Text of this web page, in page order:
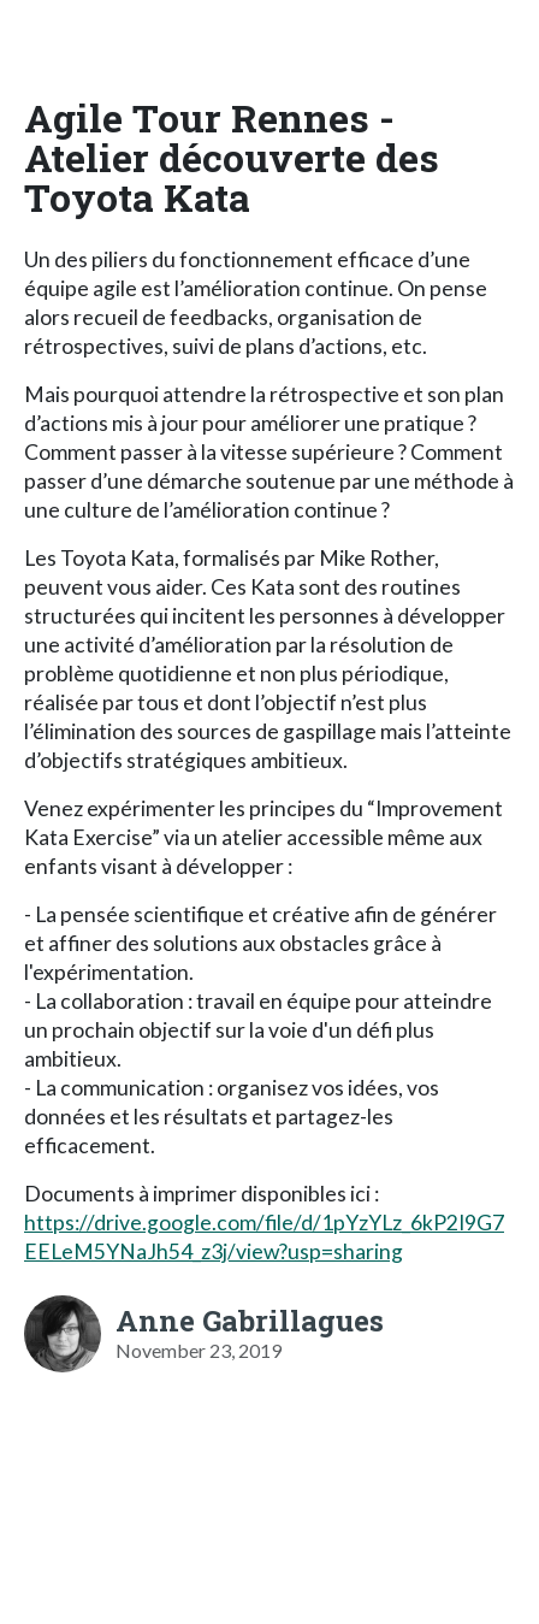
Agile Tour Rennes -
Atelier découverte des
Toyota Kata
Un des piliers du fonctionnement efficace d’une
équipe agile est l’amélioration continue. On pense
alors recueil de feedbacks, organisation de
rétrospectives, suivi de plans d’actions, etc.
Mais pourquoi attendre la rétrospective et son plan
d’actions mis à jour pour améliorer une pratique ?
Comment passer à la vitesse supérieure ? Comment
passer d’une démarche soutenue par une méthode à
une culture de l’amélioration continue ?
Les Toyota Kata, formalisés par Mike Rother,
peuvent vous aider. Ces Kata sont des routines
structurées qui incitent les personnes à développer
une activité d’amélioration par la résolution de
problème quotidienne et non plus périodique,
réalisée par tous et dont l’objectif n’est plus
l’élimination des sources de gaspillage mais l’atteinte
d’objectifs stratégiques ambitieux.
Venez expérimenter les principes du “Improvement
Kata Exercise” via un atelier accessible même aux
enfants visant à développer :
- La pensée scientifique et créative afin de générer
et affiner des solutions aux obstacles grâce à
l'expérimentation.
- La collaboration : travail en équipe pour atteindre
un prochain objectif sur la voie d'un défi plus
ambitieux.
- La communication : organisez vos idées, vos
données et les résultats et partagez-les
efficacement.
Documents à imprimer disponibles ici :
https://drive.google.com/file/d/1pYzYLz_6kP2I9G7
EELeM5YNaJh54_z3j/view?usp=sharing
Anne Gabrillagues
November 23, 2019